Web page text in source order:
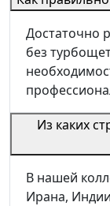
Достаточно
без
Из каких
В нашей
Ирана,